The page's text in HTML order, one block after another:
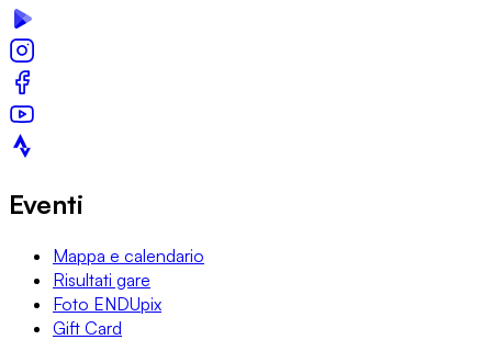
Eventi
Mappa e calendario
Risultati gare
Foto ENDUpix
Gift Card